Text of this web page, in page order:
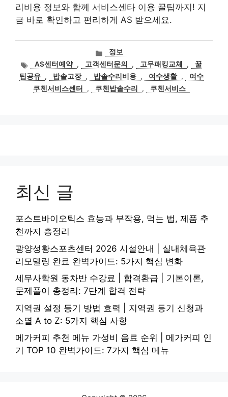
리비용 정보와 함께 서비스센타 이용 꿀팁까지! 지
금 바로 확인하고 편리하게 AS 받으세요.
카
테
고
리
정보
태
그
AS센터예약 , 고객센터문의 , 고무패킹교체 ,
꿀
팁공유 , 밥솥고장 , 밥솥수리비용 , 여수생활 ,
여수
쿠첸서비스센터
, 쿠첸밥솥수리 , 쿠첸서비스
최신 글
포스트바이오틱스 효능과 부작용, 먹는 법, 제품 추
천까지 총정리
광양성황스포츠센터 2026 시설안내 | 실내체육관
리모델링 완료 완벽가이드: 5가지 핵심 변화
세무사학원 동차반 수강료 | 합격환급 | 기본이론,
문제풀이 총정리: 7단계 합격 전략
지역권 설정 등기 방법 효력 | 지역권 등기 신청과
소멸 A to Z: 5가지 핵심 사항
메가커피 추천 메뉴 가성비 음료 순위 | 메가커피 인
기 TOP 10 완벽가이드: 7가지 핵심 메뉴